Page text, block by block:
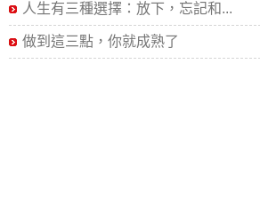
人生有三種選擇：放下，忘記和...
做到這三點，你就成熟了